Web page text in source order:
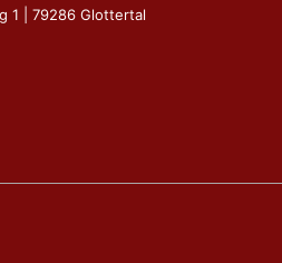
1 | 79286 Glottertal